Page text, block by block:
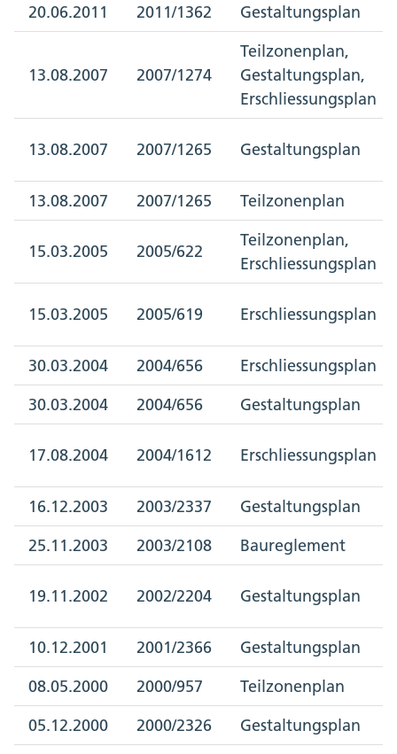
20.06.2011 2011/1362 Gestaltungsplan
13.08.2007 2007/1274
Teilzonenplan,
Gestaltungsplan,
Erschliessungsplan
13.08.2007 2007/1265 Gestaltungsplan
13.08.2007 2007/1265 Teilzonenplan
15.03.2005 2005/622
Teilzonenplan,
Erschliessungsplan
15.03.2005 2005/619 Erschliessungsplan
30.03.2004 2004/656
Erschliessungsplan
30.03.2004
2004/656 Gestaltungsplan
17.08.2004 2004/1612 Erschliessungsplan
16.12.2003 2003/2337
Gestaltungsplan
25.11.2003
2003/2108 Baureglement
19.11.2002 2002/2204 Gestaltungsplan
10.12.2001 2001/2366
Gestaltungsplan
08.05.2000
2000/957
Teilzonenplan
05.12.2000
2000/2326 Gestaltungsplan